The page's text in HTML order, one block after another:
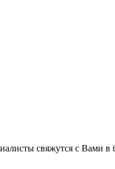
свяжутся с Вами